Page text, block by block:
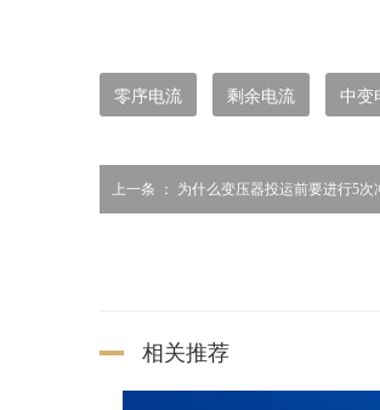
零序电流 剩余电流 中变
上一条 ： 为什么变压器投运前要进行5次
相关推荐